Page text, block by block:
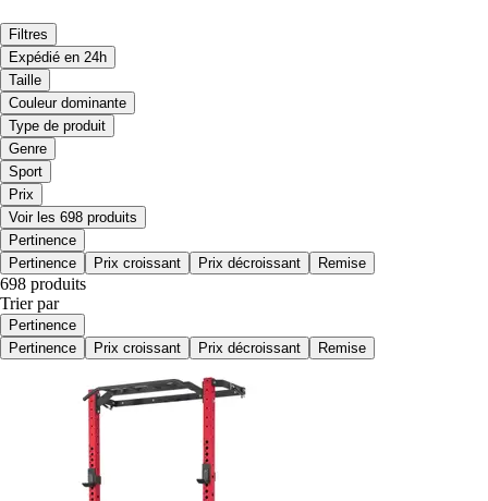
Filtres
Expédié en 24h
Taille
Couleur dominante
Type de produit
Genre
Sport
Prix
Voir les 698 produits
Pertinence
Pertinence
Prix croissant Prix décroissant Remise
698 produits
Trier par
Pertinence
Pertinence
Prix croissant Prix décroissant Remise